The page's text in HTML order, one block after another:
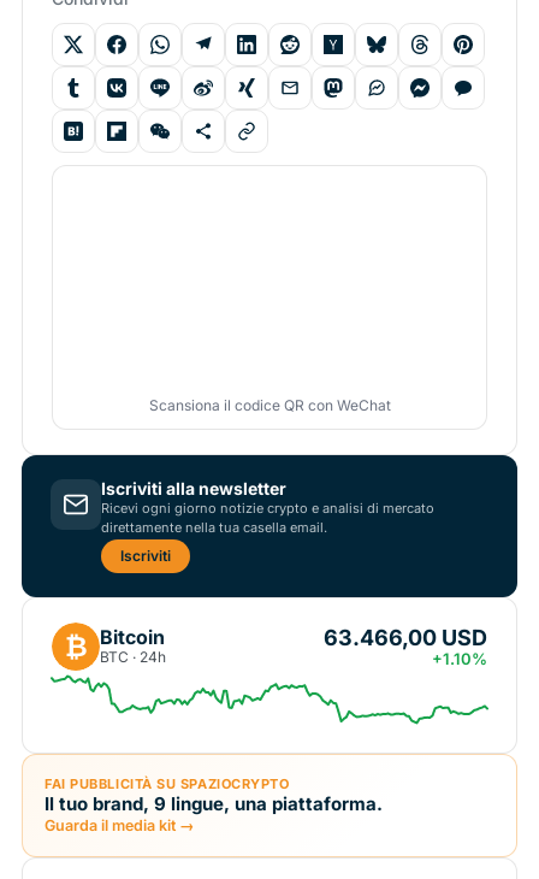
Scansiona il codice QR con WeChat
Iscriviti alla newsletter
Ricevi ogni giorno notizie crypto e analisi di mercato
direttamente nella tua casella email.
Iscriviti
₿ Bitcoin
BTC · 24h
63.466,00 USD
+1.10%
FAI PUBBLICITÀ SU SPAZIOCRYPTO
Il tuo brand, 9 lingue, una piattaforma.
Guarda il media kit →